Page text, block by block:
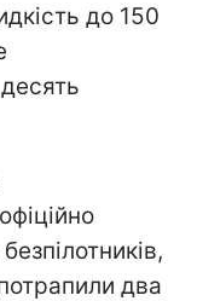
до 150
два